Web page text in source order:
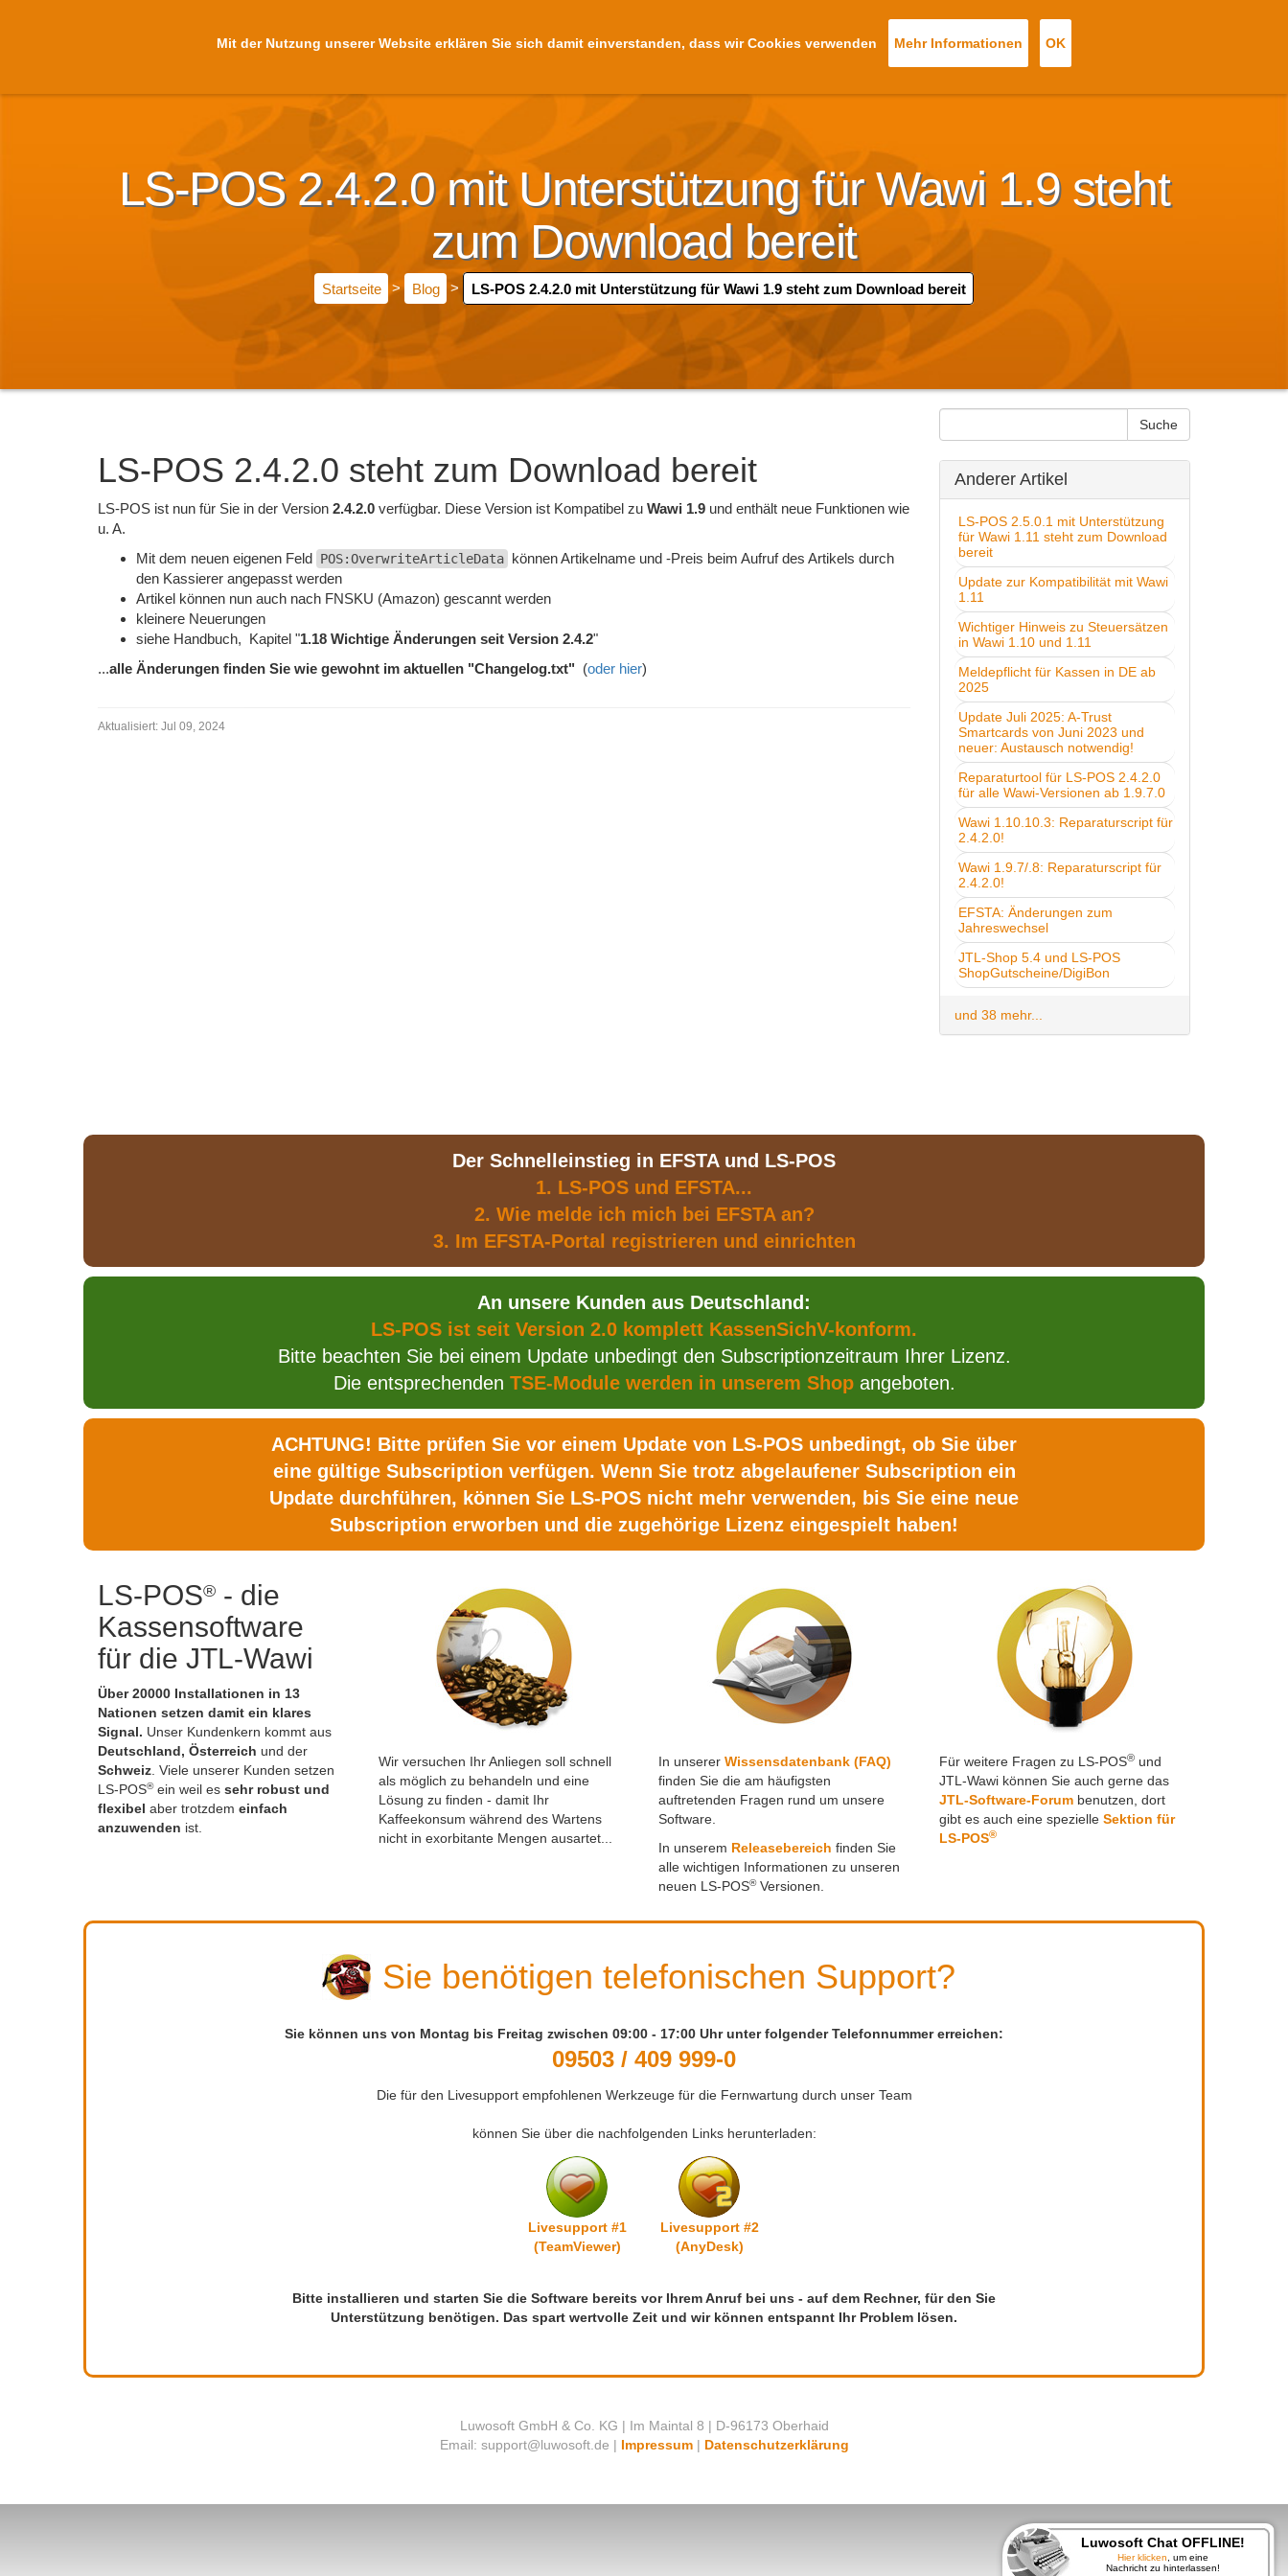
Mit der Nutzung unserer Website erklären Sie sich damit einverstanden, dass wir Cookies verwenden Mehr Informationen OK
Startseite Meine Tickets Neues Ticket
LS-POS 2.4.2.0 mit Unterstützung für Wawi 1.9 steht
zum Download bereit
Startseite > Blog > LS-POS 2.4.2.0 mit Unterstützung für Wawi 1.9 steht zum Download bereit
LS-POS 2.4.2.0 steht zum Download bereit
LS-POS ist nun für Sie in der Version 2.4.2.0 verfügbar. Diese Version ist Kompatibel zu Wawi 1.9 und enthält neue Funktionen wie
u. A.
Mit dem neuen eigenen Feld POS:OverwriteArticleData können Artikelname und -Preis beim Aufruf des Artikels durch
den Kassierer angepasst werden
Artikel können nun auch nach FNSKU (Amazon) gescannt werden
kleinere Neuerungen
siehe Handbuch, Kapitel "1.18 Wichtige Änderungen seit Version 2.4.2"
...alle Änderungen finden Sie wie gewohnt im aktuellen "Changelog.txt" (oder hier)
Aktualisiert: Jul 09, 2024
Anderer Artikel
LS-POS 2.5.0.1 mit Unterstützung
für Wawi 1.11 steht zum Download
bereit
Update zur Kompatibilität mit Wawi
1.11
Wichtiger Hinweis zu Steuersätzen
in Wawi 1.10 und 1.11
Meldepflicht für Kassen in DE ab
2025
Update Juli 2025: A-Trust
Smartcards von Juni 2023 und
neuer: Austausch notwendig!
Reparaturtool für LS-POS 2.4.2.0
für alle Wawi-Versionen ab 1.9.7.0
Wawi 1.10.10.3: Reparaturscript für
2.4.2.0!
Wawi 1.9.7/.8: Reparaturscript für
2.4.2.0!
EFSTA: Änderungen zum
Jahreswechsel
JTL-Shop 5.4 und LS-POS
ShopGutscheine/DigiBon
und 38 mehr...
Der Schnelleinstieg in EFSTA und LS-POS
1. LS-POS und EFSTA...
2. Wie melde ich mich bei EFSTA an?
3. Im EFSTA-Portal registrieren und einrichten
An unsere Kunden aus Deutschland:
LS-POS ist seit Version 2.0 komplett KassenSichV-konform.
Bitte beachten Sie bei einem Update unbedingt den Subscriptionzeitraum Ihrer Lizenz.
Die entsprechenden TSE-Module werden in unserem Shopangeboten.
ACHTUNG! Bitte prüfen Sie vor einem Update von LS-POS unbedingt, ob Sie über
eine gültige Subscription verfügen. Wenn Sie trotz abgelaufener Subscription ein
Update durchführen, können Sie LS-POS nicht mehr verwenden, bis Sie eine neue
Subscription erworben und die zugehörige Lizenz eingespielt haben!
LS-POS® - die
Kassensoftware
für die JTL-Wawi
Über 20000 Installationen in 13
Nationen setzen damit ein klares
Signal. Unser Kundenkern kommt aus
Deutschland, Österreich und der
Schweiz . Viele unserer Kunden setzen
LS-POS®ein weil es sehr robust und
flexibel aber trotzdem einfach
anzuwenden ist.
Wir versuchen Ihr Anliegen soll schnell
als möglich zu behandeln und eine
Lösung zu finden - damit Ihr
Kaffeekonsum während des Wartens
nicht in exorbitante Mengen ausartet...
In unserer Wissensdatenbank (FAQ)
finden Sie die am häufigsten
auftretenden Fragen rund um unsere
Software.
In unserem Releasebereich finden Sie
alle wichtigen Informationen zu unseren
neuen LS-POS®Versionen.
Für weitere Fragen zu LS-POS®und
JTL-Wawi können Sie auch gerne das
JTL-Software-Forumbenutzen, dort
gibt es auch eine spezielle Sektion für
LS-POS®
Sie benötigen telefonischen Support?
Sie können uns von Montag bis Freitag zwischen 09:00 - 17:00 Uhr unter folgender Telefonnummer erreichen:
09503 / 409 999-0
Die für den Livesupport empfohlenen Werkzeuge für die Fernwartung durch unser Team
können Sie über die nachfolgenden Links herunterladen:
Livesupport #1
(TeamViewer)
Livesupport #2
(AnyDesk)
Bitte installieren und starten Sie die Software bereits vor Ihrem Anruf bei uns - auf dem Rechner, für den Sie
Unterstützung benötigen. Das spart wertvolle Zeit und wir können entspannt Ihr Problem lösen.
Luwosoft GmbH & Co. KG | Im Maintal 8 | D-96173 Oberhaid
ed.tfosowul@troppus :liamE | Impressum| Datenschutzerklärung
Luwosoft Chat OFFLINE!
Hier klicken , um eine
Nachricht zu hinterlassen!